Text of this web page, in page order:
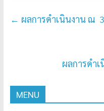
← ผลการดำเนินงาน ณ
ผลการดำ
MENU